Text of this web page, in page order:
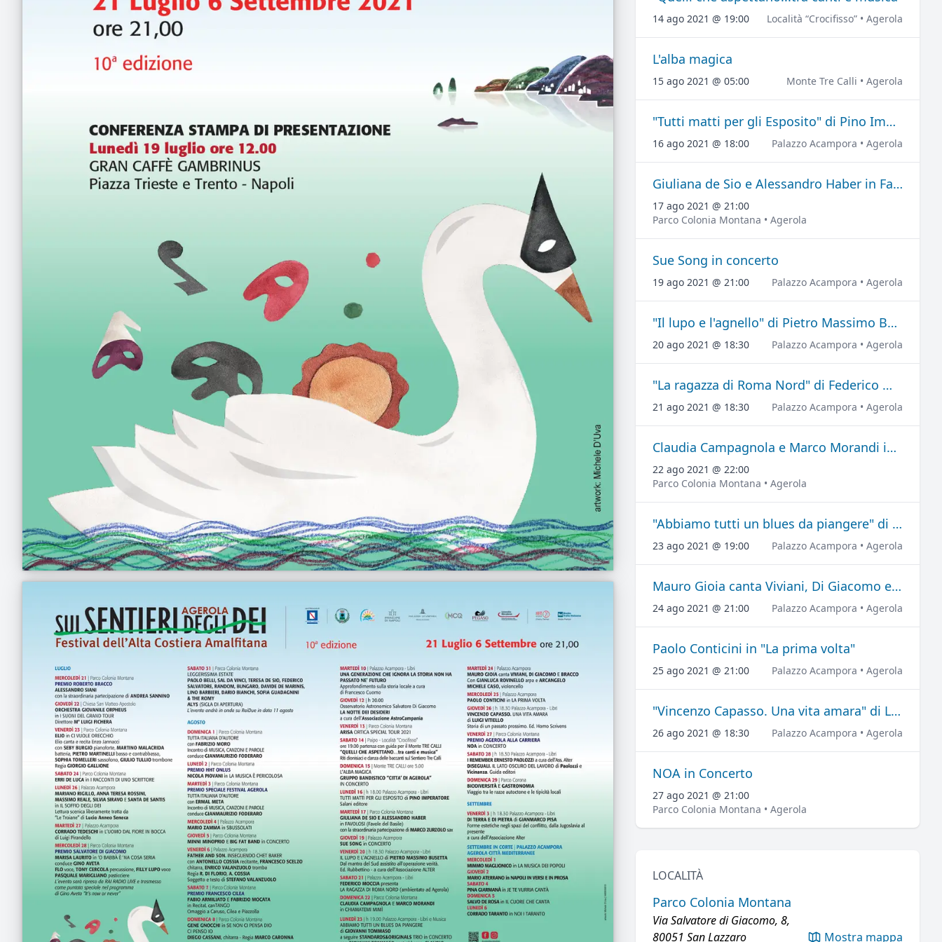
14 ago 2021 @ 19:00 Località “Crocifisso” • Agerola
L'alba magica
15 ago 2021 @ 05:00 Monte Tre Calli • Agerola
"Tutti matti per gli Esposito" di Pino Imperatore
16 ago 2021 @ 18:00 Palazzo Acampora • Agerola
Giuliana de Sio e Alessandro Haber in Favolosi
17 ago 2021 @ 21:00
Parco Colonia Montana • Agerola
Sue Song in concerto
19 ago 2021 @ 21:00 Palazzo Acampora • Agerola
"Il lupo e l'agnello" di Pietro Massimo Busetta
20 ago 2021 @ 18:30 Palazzo Acampora • Agerola
"La ragazza di Roma Nord" di Federico Moccia
21 ago 2021 @ 18:30 Palazzo Acampora • Agerola
Claudia Campagnola e Marco Morandi in Chiamatemi Mimì
22 ago 2021 @ 22:00
Parco Colonia Montana • Agerola
"Abbiamo tutti un blues da piangere" di Giovanni Tommaso
23 ago 2021 @ 19:00 Palazzo Acampora • Agerola
Mauro Gioia canta Viviani, Di Giacomo e Bracco
24 ago 2021 @ 21:00 Palazzo Acampora • Agerola
Paolo Conticini in "La prima volta"
25 ago 2021 @ 21:00 Palazzo Acampora • Agerola
"Vincenzo Capasso. Una vita amara" di Luigi Vitiello
26 ago 2021 @ 18:30 Palazzo Acampora • Agerola
NOA in Concerto
27 ago 2021 @ 21:00
Parco Colonia Montana • Agerola
LOCALITÀ
Parco Colonia Montana
Via Salvatore di Giacomo, 8,
80051 San Lazzaro
Mostra mappa